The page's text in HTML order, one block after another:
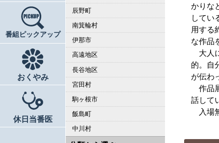
番組ピックアップ
おくやみ
休日当番医
辰野町
南箕輪村
伊那市
高遠地区
長谷地区
宮田村
駒ヶ根市
飯島町
中川村
かりな
してい
用する
な作品
大人
的。自
が伝わ
作品
話して
入場